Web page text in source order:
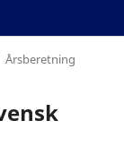
Årsberetning